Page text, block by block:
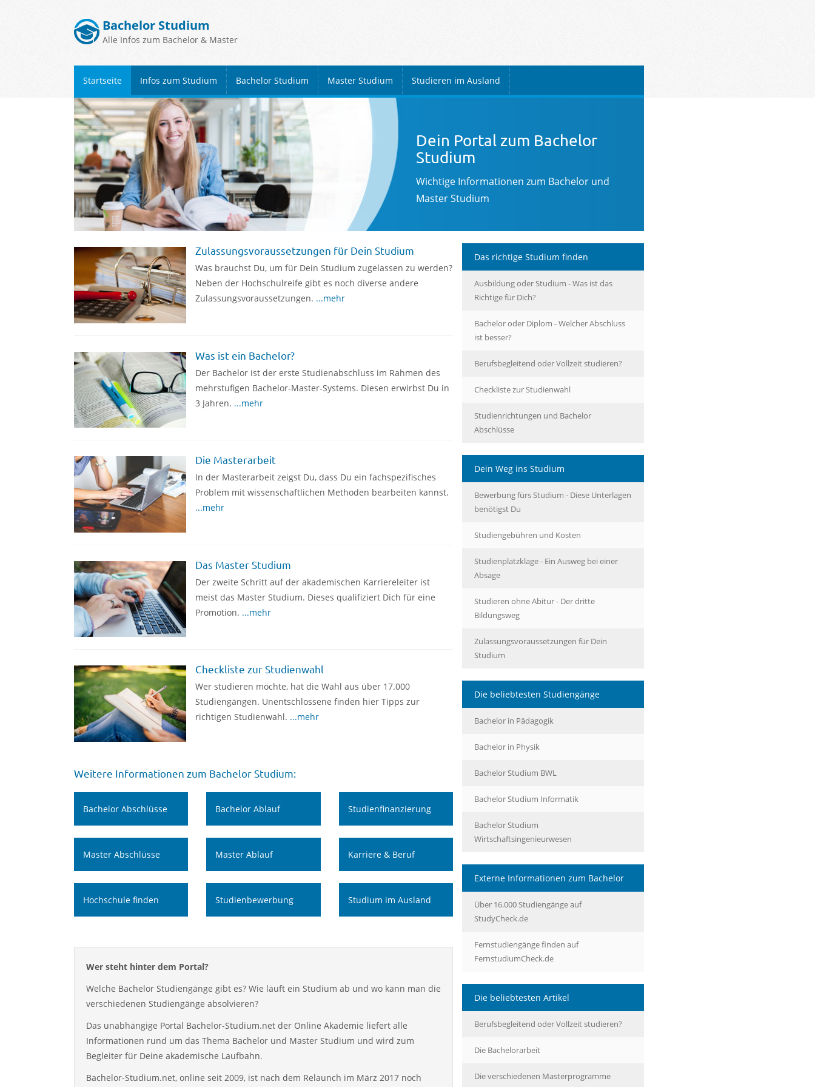
Bachelor Studium
Alle Infos zum Bachelor & Master
Startseite Infos zum Studium Bachelor Studium Master Studium Studieren im Ausland
Dein Portal zum Bachelor
Studium
Wichtige Informationen zum Bachelor und
Master Studium
Zulassungsvoraussetzungen für Dein Studium
Was brauchst Du, um für Dein Studium zugelassen zu werden?
Neben der Hochschulreife gibt es noch diverse andere
Zulassungsvoraussetzungen. ...mehr
Was ist ein Bachelor?
Der Bachelor ist der erste Studienabschluss im Rahmen des
mehrstufigen Bachelor-Master-Systems. Diesen erwirbst Du in
3 Jahren. ...mehr
Die Masterarbeit
In der Masterarbeit zeigst Du, dass Du ein fachspezifisches
Problem mit wissenschaftlichen Methoden bearbeiten kannst.
...mehr
Das Master Studium
Der zweite Schritt auf der akademischen Karriereleiter ist
meist das Master Studium. Dieses qualifiziert Dich für eine
Promotion. ...mehr
Checkliste zur Studienwahl
Wer studieren möchte, hat die Wahl aus über 17.000
Studiengängen. Unentschlossene finden hier Tipps zur
richtigen Studienwahl. ...mehr
Weitere Informationen zum Bachelor Studium:
Bachelor Abschlüsse
Master Abschlüsse
Hochschule finden
Bachelor Ablauf
Master Ablauf
Studienbewerbung
Studienfinanzierung
Karriere & Beruf
Studium im Ausland
Wer steht hinter dem Portal?
Welche Bachelor Studiengänge gibt es? Wie läuft ein Studium ab und wo kann man die
verschiedenen Studiengänge absolvieren?
Das unabhängige Portal Bachelor-Studium.net der Online Akademie liefert alle
Informationen rund um das Thema Bachelor und Master Studium und wird zum
Begleiter für Deine akademische Laufbahn.
Bachelor-Studium.net, online seit 2009, ist nach dem Relaunch im März 2017 noch
Das richtige Studium finden
Ausbildung oder Studium - Was ist das
Richtige für Dich?
Bachelor oder Diplom - Welcher Abschluss
ist besser?
Berufsbegleitend oder Vollzeit studieren?
Checkliste zur Studienwahl
Studienrichtungen und Bachelor
Abschlüsse
Dein Weg ins Studium
Bewerbung fürs Studium - Diese Unterlagen
benötigst Du
Studiengebühren und Kosten
Studienplatzklage - Ein Ausweg bei einer
Absage
Studieren ohne Abitur - Der dritte
Bildungsweg
Zulassungsvoraussetzungen für Dein
Studium
Die beliebtesten Studiengänge
Bachelor in Pädagogik
Bachelor in Physik
Bachelor Studium BWL
Bachelor Studium Informatik
Bachelor Studium
Wirtschaftsingenieurwesen
Externe Informationen zum Bachelor
Über 16.000 Studiengänge auf
StudyCheck.de
Fernstudiengänge finden auf
FernstudiumCheck.de
Die beliebtesten Artikel
Berufsbegleitend oder Vollzeit studieren?
Die Bachelorarbeit
Die verschiedenen Masterprogramme